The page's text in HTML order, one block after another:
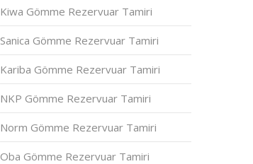
Kiwa Gömme Rezervuar Tamiri
Sanica Gömme Rezervuar Tamiri
Kariba Gömme Rezervuar Tamiri
NKP Gömme Rezervuar Tamiri
Norm Gömme Rezervuar Tamiri
Oba Gömme Rezervuar Tamiri